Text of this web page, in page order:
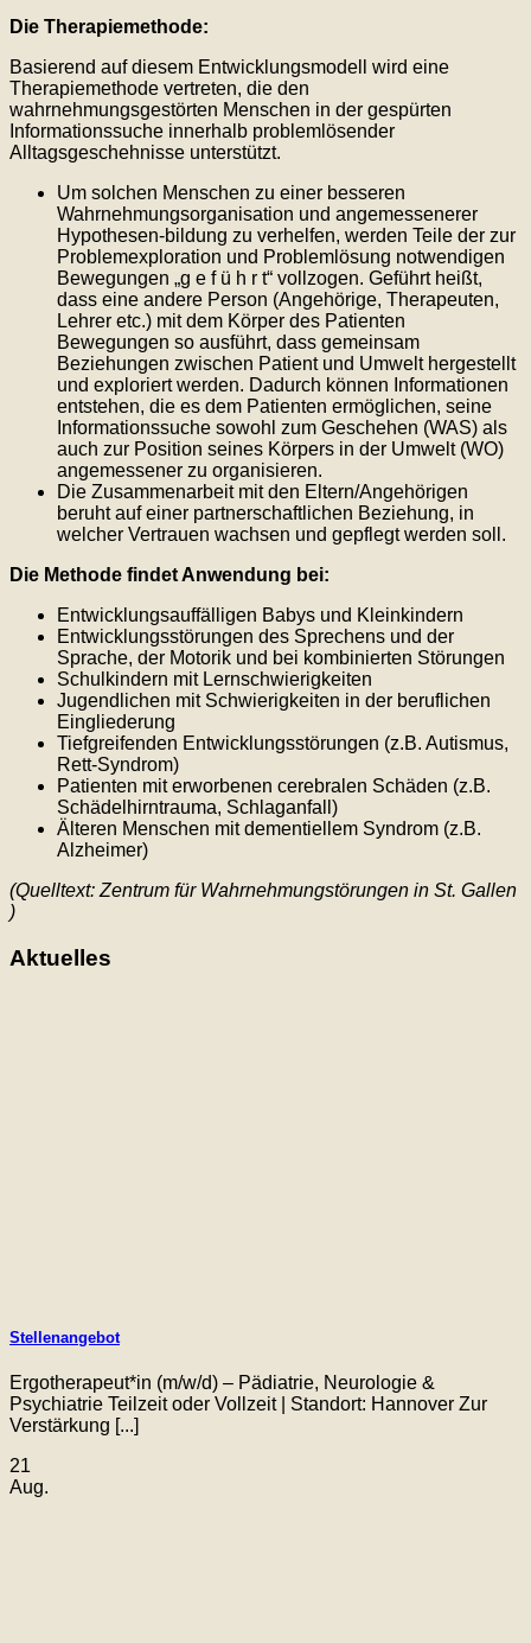
Die Therapiemethode:
Basierend auf diesem Entwicklungsmodell wird eine
Therapiemethode vertreten, die den
wahrnehmungsgestörten Menschen in der gespürten
Informationssuche innerhalb problemlösender
Alltagsgeschehnisse unterstützt.
Um solchen Menschen zu einer besseren
Wahrnehmungsorganisation und angemessenerer
Hypothesen-bildung zu verhelfen, werden Teile der zur
Problemexploration und Problemlösung notwendigen
Bewegungen „g e f ü h r t“ vollzogen. Geführt heißt,
dass eine andere Person (Angehörige, Therapeuten,
Lehrer etc.) mit dem Körper des Patienten
Bewegungen so ausführt, dass gemeinsam
Beziehungen zwischen Patient und Umwelt hergestellt
und exploriert werden. Dadurch können Informationen
entstehen, die es dem Patienten ermöglichen, seine
Informationssuche sowohl zum Geschehen (WAS) als
auch zur Position seines Körpers in der Umwelt (WO)
angemessener zu organisieren.
Die Zusammenarbeit mit den Eltern/Angehörigen
beruht auf einer partnerschaftlichen Beziehung, in
welcher Vertrauen wachsen und gepflegt werden soll.
Die Methode findet Anwendung bei:
Entwicklungsauffälligen Babys und Kleinkindern
Entwicklungsstörungen des Sprechens und der
Sprache, der Motorik und bei kombinierten Störungen
Schulkindern mit Lernschwierigkeiten
Jugendlichen mit Schwierigkeiten in der beruflichen
Eingliederung
Tiefgreifenden Entwicklungsstörungen (z.B. Autismus,
Rett-Syndrom)
Patienten mit erworbenen cerebralen Schäden (z.B.
Schädelhirntrauma, Schlaganfall)
Älteren Menschen mit dementiellem Syndrom (z.B.
Alzheimer)
(Quelltext: Zentrum für Wahrnehmungstörungen in St. Gallen
)
Aktuelles
Stellenangebot
Ergotherapeut*in (m/w/d) – Pädiatrie, Neurologie &
Psychiatrie Teilzeit oder Vollzeit | Standort: Hannover Zur
Verstärkung [...]
21
Aug.